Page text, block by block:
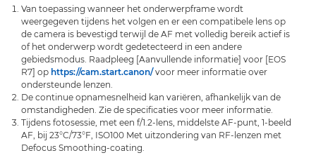
Van toepassing wanneer het onderwerpframe wordt
weergegeven tijdens het volgen en er een compatibele lens op
de camera is bevestigd terwijl de AF met volledig bereik actief is
of het onderwerp wordt gedetecteerd in een andere
gebiedsmodus. Raadpleeg [Aanvullende informatie] voor [EOS
R7] op https://cam.start.canon/voor meer informatie over
ondersteunde lenzen.
De continue opnamesnelheid kan variëren, afhankelijk van de
omstandigheden. Zie de specificaties voor meer informatie.
Tijdens fotosessie, met een f/1.2-lens, middelste AF-punt, 1-beeld
AF, bij 23°C/73°F, ISO100 Met uitzondering van RF-lenzen met
Defocus Smoothing-coating.